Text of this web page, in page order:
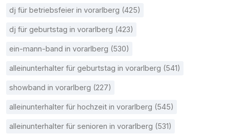
dj für betriebsfeier in vorarlberg (425)
dj für geburtstag in vorarlberg (423)
ein-mann-band in vorarlberg (530)
alleinunterhalter für geburtstag in vorarlberg (541)
showband in vorarlberg (227)
alleinunterhalter für hochzeit in vorarlberg (545)
alleinunterhalter für senioren in vorarlberg (531)